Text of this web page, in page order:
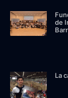
de
La